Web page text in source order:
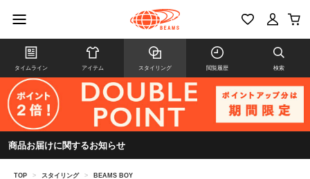
タイムライン アイテム スタイリング 閲覧履歴 検索
商品お届けに関するお知らせ
TOP > スタイリング > BEAMS BOY